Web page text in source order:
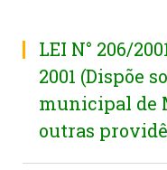
LEI N° 206/
2001 (Dispõe
municipal de
outras